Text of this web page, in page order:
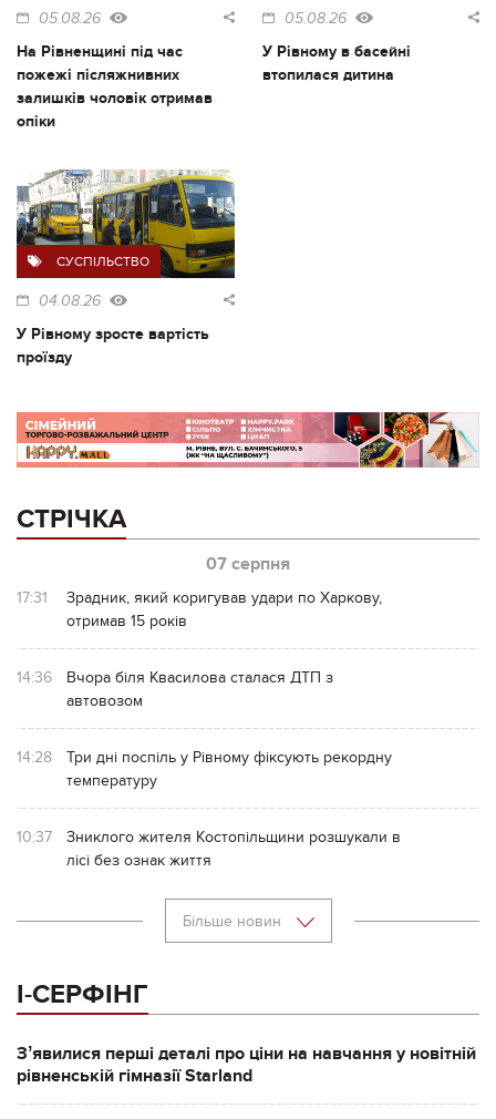
05.08.26
На Рівненщині під час
пожежі післяжнивних
залишків чоловік отримав
опіки
05.08.26
У Рівному в басейні
втопилася дитина
СУСПІЛЬСТВО
04.08.26
У Рівному зросте вартість
проїзду
СТРІЧКА
07 серпня
17:31
Зрадник, який коригував удари по Харкову,
отримав 15 років
14:36
Вчора біля Квасилова сталася ДТП з
автовозом
14:28
Три дні поспіль у Рівному фіксують рекордну
температуру
10:37
Зниклого жителя Костопільщини розшукали в
лісі без ознак життя
Більше новин
І-СЕРФІНГ
Зʼявилися перші деталі про ціни на навчання у новітній
рівненській гімназії Starland